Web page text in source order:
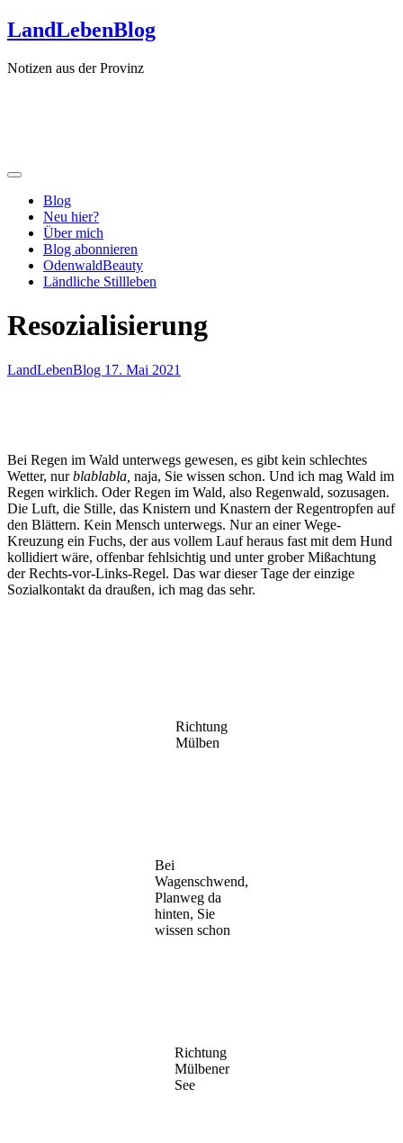
Zum
Inhalt
LandLebenBlog
Notizen aus der Provinz
Blog
Neu hier?
Über mich
Blog abonnieren
OdenwaldBeauty
Ländliche Stillleben
Resozialisierung
LandLebenBlog 17. Mai 2021
Bei Regen im Wald unterwegs gewesen, es gibt kein schlechtes
Wetter, nurblablabla, naja, Sie wissen schon. Und ich mag Wald im
Regen wirklich. Oder Regen im Wald, also Regenwald, sozusagen.
Die Luft, die Stille, das Knistern und Knastern der Regentropfen auf
den Blättern. Kein Mensch unterwegs. Nur an einer Wege-
Kreuzung ein Fuchs, der aus vollem Lauf heraus fast mit dem Hund
kollidiert wäre, offenbar fehlsichtig und unter grober Mißachtung
der Rechts-vor-Links-Regel. Das war dieser Tage der einzige
Sozialkontakt da draußen, ich mag das sehr.
Richtung
Mülben
Bei
Wagenschwend,
Planweg da
hinten, Sie
wissen schon
Richtung
Mülbener
See